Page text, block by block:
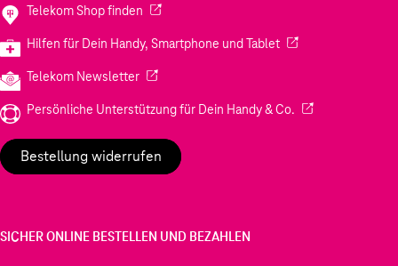
Telekom Shop finden (Wird in einem neuen Tab geöffnet)
Hilfen für Dein Handy, Smartphone und Tablet(Wird in einem
Telekom Newsletter(Wird in einem neuen Tab geöffnet)
Persönliche Unterstützung für Dein Handy & Co. (Wird in einem
Bestellung widerrufen
SICHER ONLINE BESTELLEN UND BEZAHLEN